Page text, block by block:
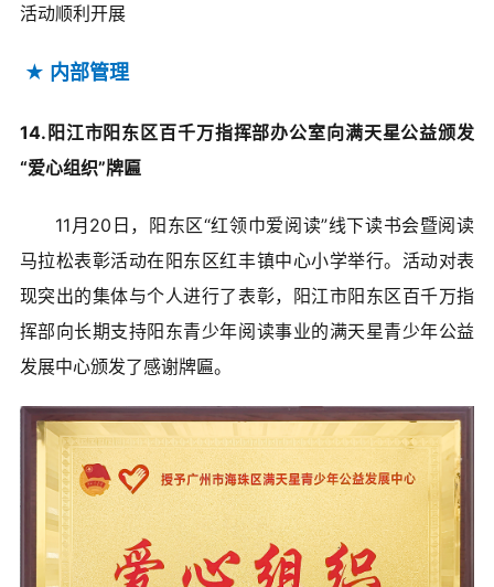
活动顺利开展
★ 内部管理
14.阳江市阳东区百千万指挥部办公室向满天星公益颁发
“爱心组织”牌匾
11月20日，阳东区“红领巾爱阅读”线下读书会暨阅读
马拉松表彰活动在阳东区红丰镇中心小学举行。活动对表
现突出的集体与个人进行了表彰，阳江市阳东区百千万指
挥部向长期支持阳东青少年阅读事业的满天星青少年公益
发展中心颁发了感谢牌匾。